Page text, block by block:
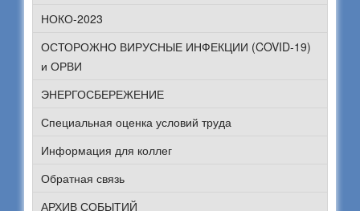
НОКО-2023
ОСТОРОЖНО ВИРУСНЫЕ ИНФЕКЦИИ (COVID-19)
и ОРВИ
ЭНЕРГОСБЕРЕЖЕНИЕ
Специальная оценка условий труда
Информация для коллег
Обратная связь
АРХИВ СОБЫТИЙ